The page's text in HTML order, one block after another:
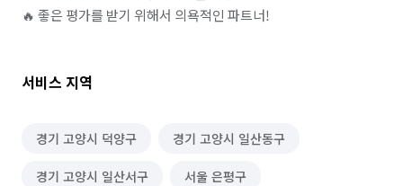
🔥 좋은 평가를 받기 위해서 의욕적인 파트너!
서비스 지역
경기 고양시 덕양구 경기 고양시 일산동구
경기 고양시 일산서구 서울 은평구